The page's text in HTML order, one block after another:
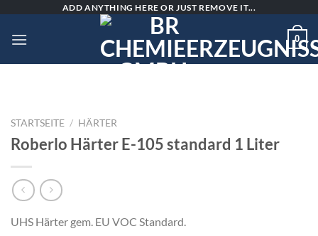
content
ADD ANYTHING HERE OR JUST REMOVE IT...
0
STARTSEITE / HÄRTER
Roberlo Härter E-105 standard 1 Liter
UHS Härter gem. EU VOC Standard.